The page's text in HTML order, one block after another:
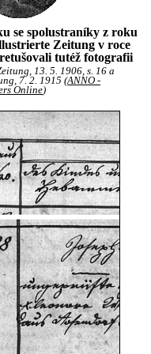
se spolustraníky z roku
Zeitung v roce
tutéž fotografii
13. 5. 1906, s. 16 a
7. 2. 1915 (ANNO -
Online)